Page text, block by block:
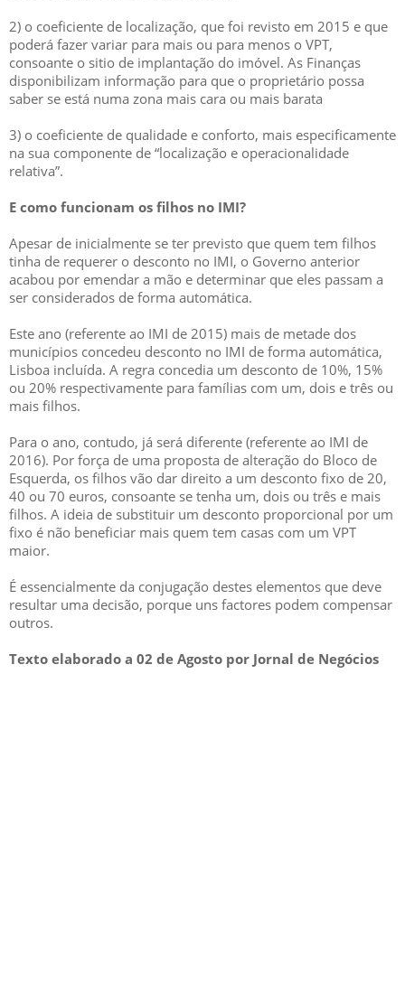
2) o coeficiente de localização, que foi revisto em 2015 e que
poderá fazer variar para mais ou para menos o VPT,
consoante o sitio de implantação do imóvel. As Finanças
disponibilizam informação para que o proprietário possa
saber se está numa zona mais cara ou mais barata
3) o coeficiente de qualidade e conforto, mais especificamente
na sua componente de “localização e operacionalidade
relativa”.
E como funcionam os filhos no IMI?
Apesar de inicialmente se ter previsto que quem tem filhos
tinha de requerer o desconto no IMI, o Governo anterior
acabou por emendar a mão e determinar que eles passam a
ser considerados de forma automática.
Este ano (referente ao IMI de 2015) mais de metade dos
municípios concedeu desconto no IMI de forma automática,
Lisboa incluída. A regra concedia um desconto de 10%, 15%
ou 20% respectivamente para famílias com um, dois e três ou
mais filhos.
Para o ano, contudo, já será diferente (referente ao IMI de
2016). Por força de uma proposta de alteração do Bloco de
Esquerda, os filhos vão dar direito a um desconto fixo de 20,
40 ou 70 euros, consoante se tenha um, dois ou três e mais
filhos. A ideia de substituir um desconto proporcional por um
fixo é não beneficiar mais quem tem casas com um VPT
maior.
É essencialmente da conjugação destes elementos que deve
resultar uma decisão, porque uns factores podem compensar
outros.
Texto elaborado a 02 de Agosto por Jornal de Negócios